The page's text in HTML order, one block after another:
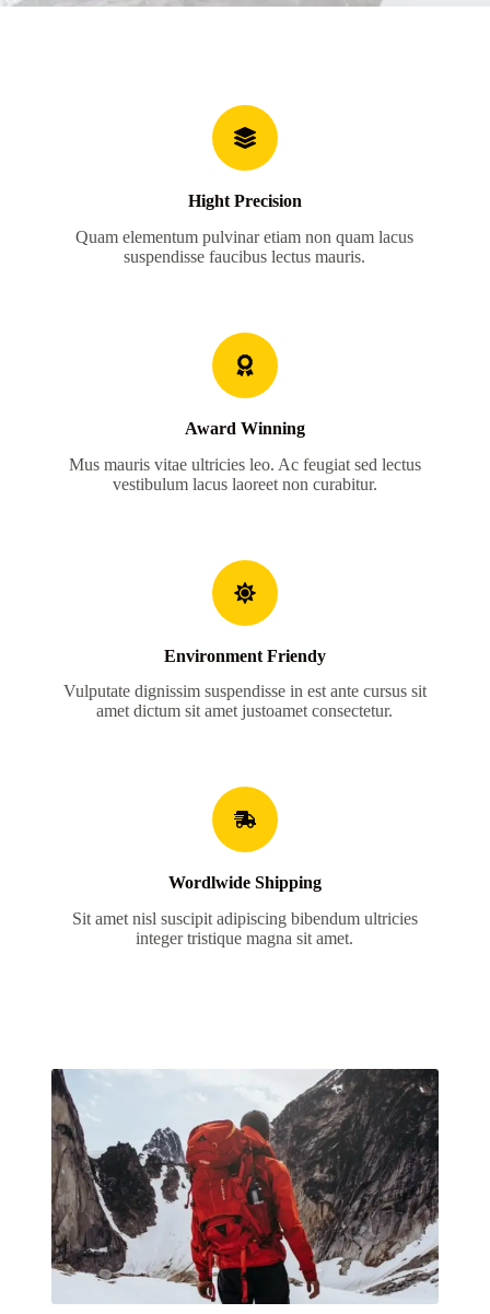
Hight Precision
Quam elementum pulvinar etiam non quam lacus
suspendisse faucibus lectus mauris.
Award Winning
Mus mauris vitae ultricies leo. Ac feugiat sed lectus
vestibulum lacus laoreet non curabitur.
Environment Friendy
Vulputate dignissim suspendisse in est ante cursus sit
amet dictum sit amet justoamet consectetur.
Wordlwide Shipping
Sit amet nisl suscipit adipiscing bibendum ultricies
integer tristique magna sit amet.